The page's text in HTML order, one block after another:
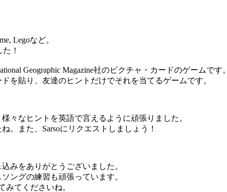
Legoなど。
！
Geographic Magazine社のピクチャ・カードのゲームです。
を貼り、友達のヒントだけでそれを当てるゲームです。
々なヒントを英語で言えるように頑張りました。
。また、Sarsoにリクエストしましょう！
みをありがとうございました。
ングの練習も頑張っています。
みてくださいね。